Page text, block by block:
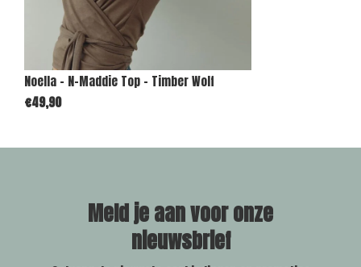
Noella - N-Maddie Top - Timber Wolf
€49,90
Meld je aan voor onze
nieuwsbrief